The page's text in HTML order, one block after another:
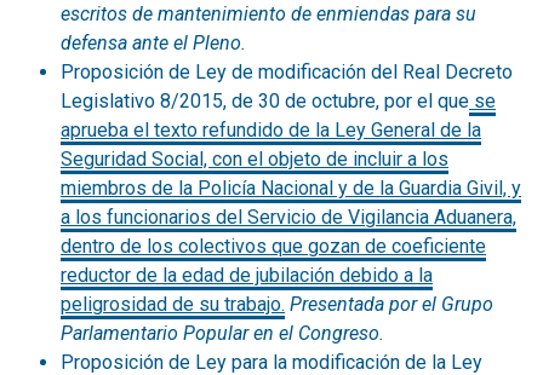
escritos de mantenimiento de enmiendas para su
defensa ante el Pleno.
Proposición de Ley de modificación del Real Decreto
Legislativo 8/2015, de 30 de octubre, por el que se
aprueba el texto refundido de la Ley General de la
Seguridad Social, con el objeto de incluir a los
miembros de la Policía Nacional y de la Guardia Givil, y
a los funcionarios del Servicio de Vigilancia Aduanera,
dentro de los colectivos que gozan de coeficiente
reductor de la edad de jubilación debido a la
peligrosidad de su trabajo. Presentada por el Grupo
Parlamentario Popular en el Congreso.
Proposición de Ley para la modificación de la Ley